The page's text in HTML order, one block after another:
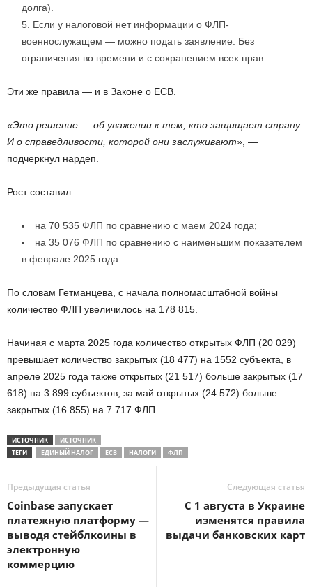
долга).
Если у налоговой нет информации о ФЛП-
военнослужащем — можно подать заявление. Без
ограничения во времени и с сохранением всех прав.
Эти же правила — и в Законе о ЕСВ.
«Это решение — об уважении к тем, кто защищает страну.
И о справедливости, которой они заслуживают» , —
подчеркнул нардеп.
Рост составил:
на 70 535 ФЛП по сравнению с маем 2024 года;
на 35 076 ФЛП по сравнению с наименьшим показателем
в феврале 2025 года.
По словам Гетманцева, с начала полномасштабной войны
количество ФЛП увеличилось на 178 815.
Начиная с марта 2025 года количество открытых ФЛП (20 029)
превышает количество закрытых (18 477) на 1552 субъекта, в
апреле 2025 года также открытых (21 517) больше закрытых (17
618) на 3 899 субъектов, за май открытых (24 572) больше
закрытых (16 855) на 7 717 ФЛП.
ИСТОЧНИК
ИСТОЧНИК
ТЕГИ
ЕДИНЫЙ НАЛОГ ЕСВ НАЛОГИ ФЛП
Предыдущая статья
Coinbase запускает
платежную платформу —
выводя стейблкоины в
электронную
коммерцию
Следующая статья
С 1 августа в Украине
изменятся правила
выдачи банковских карт